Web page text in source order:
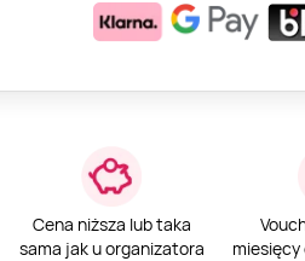
Cena niższa lub taka
sama jak u organizatora
miesięcy